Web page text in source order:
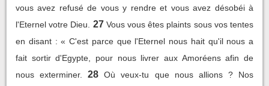
vous avez refusé de vous y rendre et vous avez désobéi à
l'Eternel votre Dieu.
27 Vous vous êtes plaints sous vos tentes
en disant : « C'est parce que l'Eternel nous hait qu'il nous a
fait sortir d'Egypte, pour nous livrer aux Amoréens afin de
nous exterminer.
28 Où veux-tu que nous allions ? Nos